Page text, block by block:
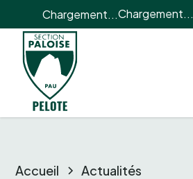
Chargement...Chargement...
Accueil Actualités